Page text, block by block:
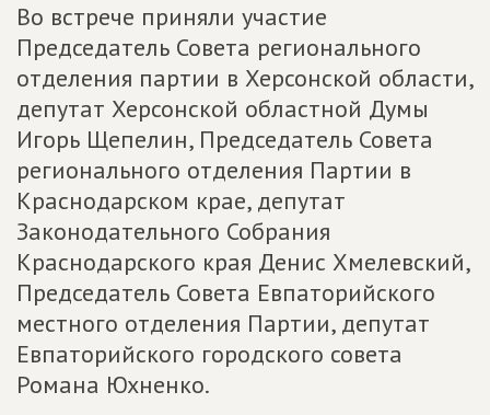
Во встрече приняли участие
Председатель Совета регионального
отделения партии в Херсонской области,
депутат Херсонской областной Думы
Игорь Щепелин, Председатель Совета
регионального отделения Партии в
Краснодарском крае, депутат
Законодательного Собрания
Краснодарского края Денис Хмелевский,
Председатель Совета Евпаторийского
местного отделения Партии, депутат
Евпаторийского городского совета
Романа Юхненко.